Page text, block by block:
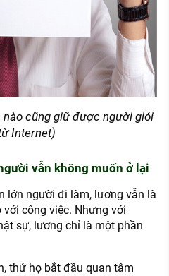
cũng giữ được người giỏi
Internet)
vẫn không muốn ở lại
lớn người đi làm, lương vẫn là
công việc. Nhưng với
sự, lương chỉ là một phần
thứ họ bắt đầu quan tâm